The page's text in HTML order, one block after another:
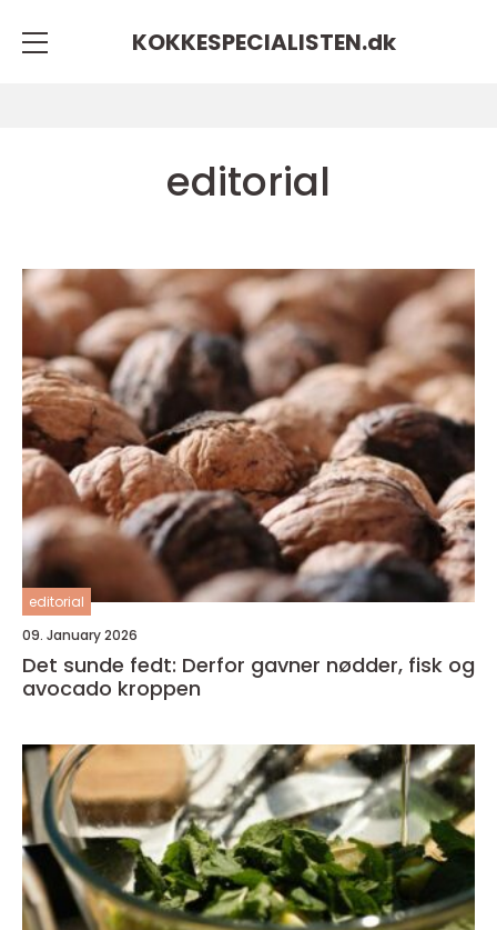
KOKKESPECIALISTEN.dk
editorial
editorial
09. January 2026
Det sunde fedt: Derfor gavner nødder, fisk og
avocado kroppen